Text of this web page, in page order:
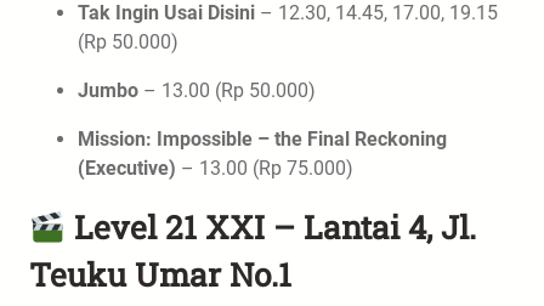
Tak Ingin Usai Disini – 12.30, 14.45, 17.00, 19.15
(Rp 50.000)
Jumbo – 13.00 (Rp 50.000)
Mission: Impossible – the Final Reckoning
(Executive) – 13.00 (Rp 75.000)
Level 21 XXI – Lantai 4, Jl.
Teuku Umar No.1